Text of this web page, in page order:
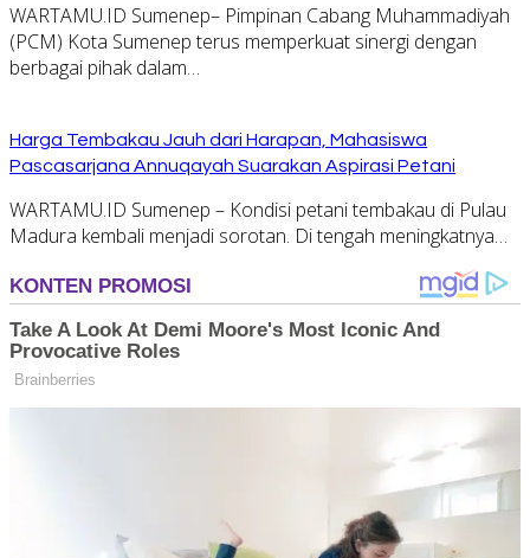
WARTAMU.ID Sumenep– Pimpinan Cabang Muhammadiyah
(PCM) Kota Sumenep terus memperkuat sinergi dengan
berbagai pihak dalam…
Harga Tembakau Jauh dari Harapan, Mahasiswa
Pascasarjana Annuqayah Suarakan Aspirasi Petani
WARTAMU.ID Sumenep – Kondisi petani tembakau di Pulau
Madura kembali menjadi sorotan. Di tengah meningkatnya…